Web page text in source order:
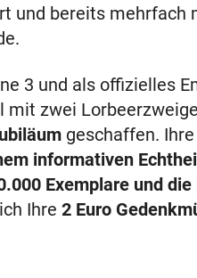
und bereits mehrfach
3 und als offizielles
zwei
geschaffen.
informativen
Exemplare und
Ihre 2 Euro